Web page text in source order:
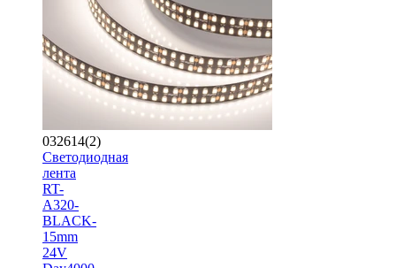
032614(2)
Светодиодная
лента
RT-
A320-
BLACK-
15mm
24V